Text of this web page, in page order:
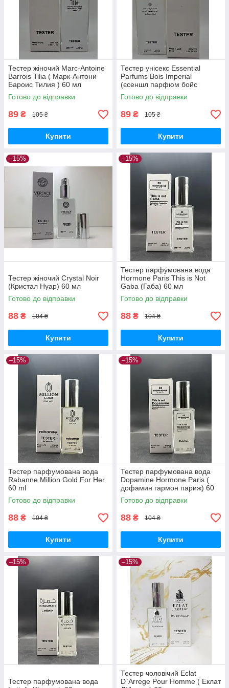
Тестер жіночий Marc-Antoine
Barrois Tilia ( Марк-Антони
Бароис Тилия ) 60 мл
Готово до відправки
89 ₴ 105 ₴
Купити
Тестер унісекс Essential
Parfums Bois Imperial
(єсеншл парфюм бойс
империал) 60 мл
Готово до відправки
89 ₴ 105 ₴
Купити
–15%
Тестер жіночий Crystal Noir
(Кристал Нуар) 60 мл
Готово до відправки
88 ₴ 104 ₴
Купити
–15%
Тестер парфумована вода
Hormone Paris This is Not
Gaba (Габа) 60 мл
Готово до відправки
88 ₴ 104 ₴
Купити
–15%
Тестер парфумована вода
Rabanne Million Gold For Her
60 ml
Готово до відправки
88 ₴ 104 ₴
Купити
–15%
Тестер парфумована вода
Dopamine Hormone Paris (
дофамин гармон париж) 60
мл
Готово до відправки
88 ₴ 104 ₴
Купити
–15%
Тестер парфумована вода
–15%
Тестер чоловічий Eclat
D`Arrege Pour Homme ( Еклат